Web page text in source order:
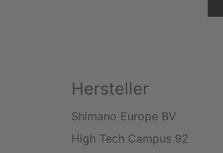
Hersteller
Shimano Europe BV
High Tech Campus 92